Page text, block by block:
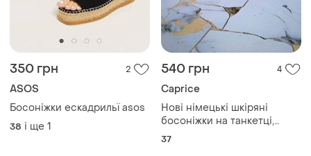
350 грн 2
ASOS
Босоніжки ескадрильї asos
38 і ще 1
540 грн 4
Caprice
Нові німецькі шкіряні
босоніжки на танкетці,
жіночі сандалі жовті бежеві,
37